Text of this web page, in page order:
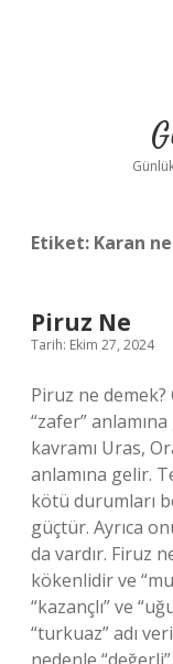
Etiket: Karan
Piruz Ne
Tarih: Ekim 27, 2024
Piruz ne demek?
“zafer”
kavramı Uras,
anlamına gelir.
kötü durumları
güçtür. Ayrıca
da vardır. Firuz
kökenlidir ve
“kazançlı” ve
“turkuaz” adı